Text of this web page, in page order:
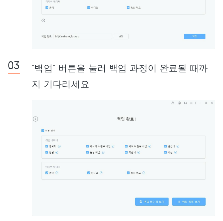
"백업" 버튼을 눌러 백업 과정이 완료될 때까
지 기다리세요.